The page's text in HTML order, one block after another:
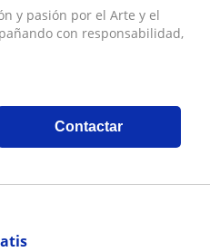
y pasión por el Arte y el
con responsabilidad,
Contactar